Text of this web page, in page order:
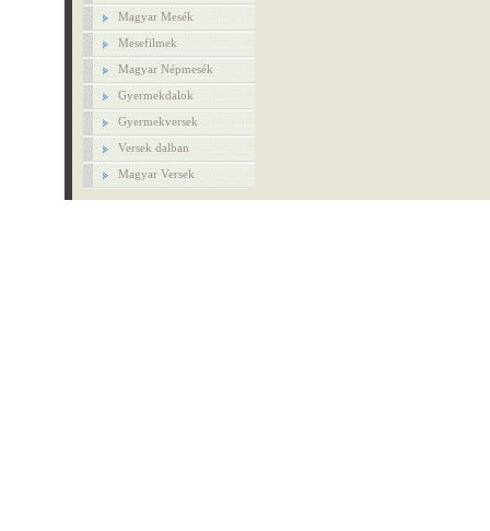
Magyar Mesék
Mesefilmek
Magyar Népmesék
Gyermekdalok
Gyermekversek
Versek dalban
Magyar Versek